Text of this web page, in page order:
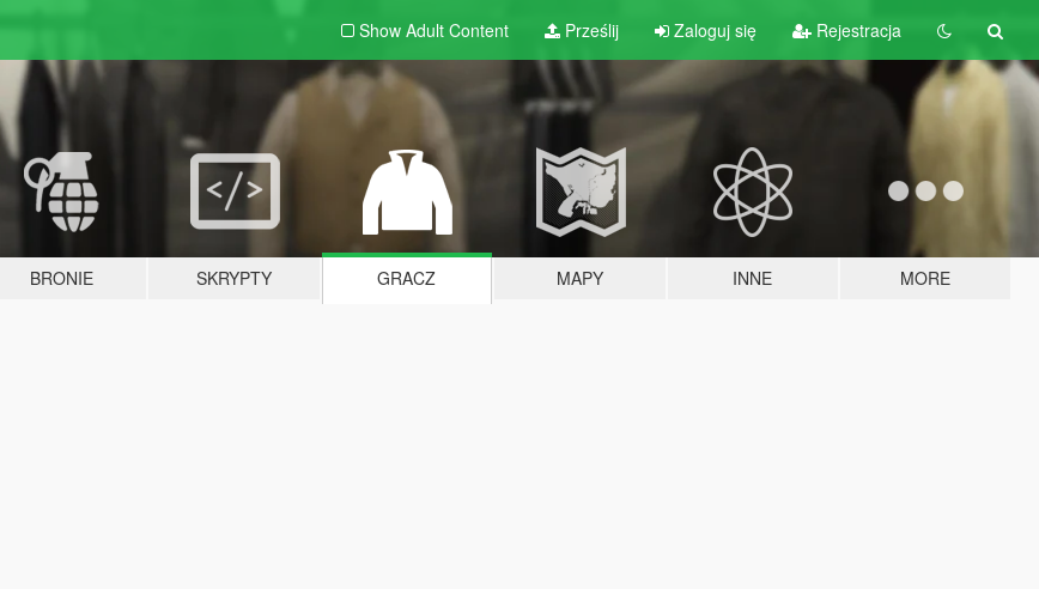
Show Adult Content Prześlij Zaloguj się Rejestracja
BRONIE SKRYPTY GRACZ MAPY INNE MORE